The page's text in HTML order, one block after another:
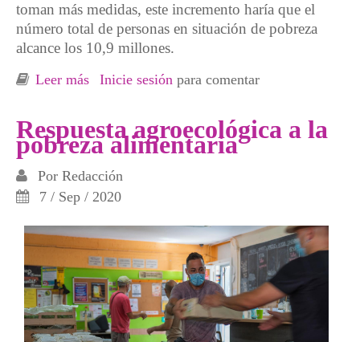
toman más medidas, este incremento haría que el
número total de personas en situación de pobreza
alcance los 10,9 millones.
Leer más sobre La pobreza en el Estado español podría
por el impacto de la pandemia
Inicie sesión para comentar
Respuesta agroecológica a la
pobreza alimentaria
Por Redacción
7 / Sep / 2020